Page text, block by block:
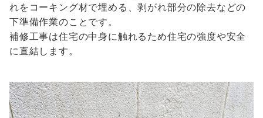
れをコーキング材で埋める、剥がれ部分の除去などの
下準備作業のことです。
補修工事は住宅の中身に触れるため住宅の強度や安全
に直結します。